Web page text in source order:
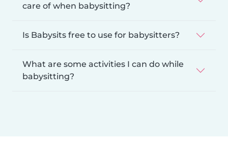
care of when babysitting?
Is Babysits free to use for babysitters?
What are some activities I can do while
babysitting?